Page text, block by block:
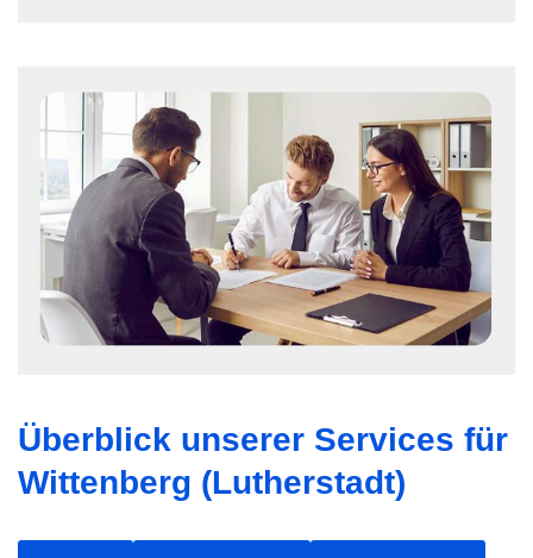
Überblick unserer Services für
Wittenberg (Lutherstadt)